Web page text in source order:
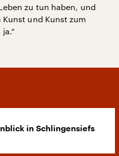
zu tun haben, und
und Kunst zum
in Schlingensiefs